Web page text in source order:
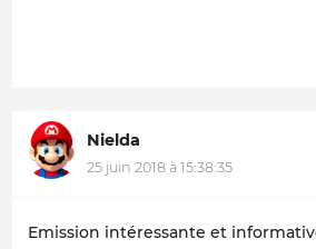
Nielda
25 juin 2018 à 15:38:35
Emission intéressante et